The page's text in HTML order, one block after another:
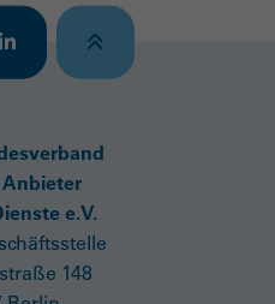
Anbieter
e.V.
148